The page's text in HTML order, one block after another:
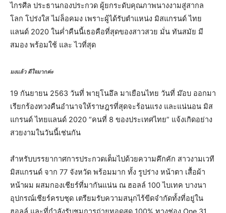
ไกรศีล ประธานกองประกวด ผู้ยกระดับคุณภาพนางงามสู่สากล
โลก โปร่งใส ไม่ล็อคมง เพราะผู้ได้รับตำแหน่ง มิสแกรนด์ ไทย
แลนด์ 2020 ในค่ำคืนนี้เธอคือที่สุดของสาวสวย มั่น ทันสมัย มี
สมอง พร้อมใช้ และ ไวที่สุด
มงแล้ว ดีใจมากค่ะ
19 กันยายน 2563 วันที่ พายุโนอึล มาเยือนไทย วันที่ ม๊อบ ออกมา
เรียกร้องทวงคืนอำนาจให้ราษฎรที่สุดจะร้อนแรง และแน่นอน มิส
แกรนด์ ไทยแลนด์ 2020 “คนที่ 8 ของประเทศไทย” แจ้งเกิดอย่าง
สวยงามในวันนี้เช่นกัน
สำหรับบรรยากาศการประกวดเต็มไปด้วยความคึกคัก สาวงามเวที
มิสแกรนด์ จาก 77 จังหวัด พร้อมมาก ทั้ง รูปร่าง หน้าตา เสื้อผ้า
หน้าผม ผสมกองเชียร์ที่มากันแน่น ณ ฮอลล์ 100 ไบเทค บางนา
อุปกรณ์เชียร์ครบชุด เตรียมรับความสนุกไร้ขีดจำกัดทั้งที่อยู่ใน